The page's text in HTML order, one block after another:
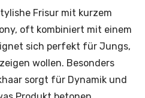
Frisur mit kurzem
oft kombiniert mit einem
sich perfekt für Jungs,
wollen. Besonders
sorgt für Dynamik und